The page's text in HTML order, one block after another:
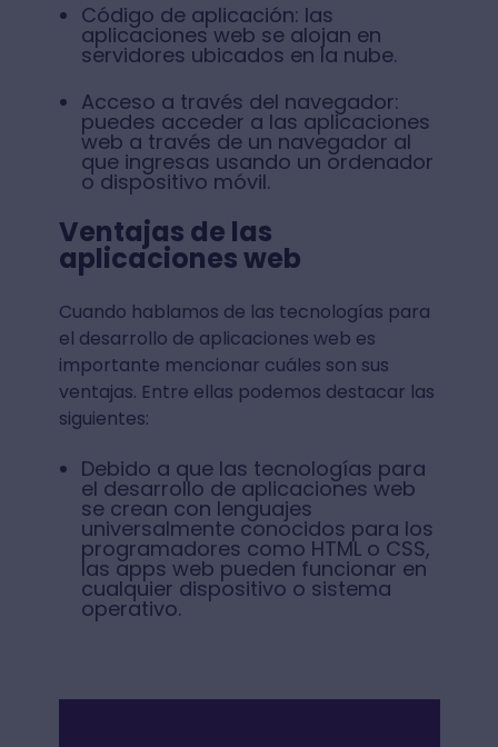
Código de aplicación: las
aplicaciones web se alojan en
servidores ubicados en la nube.
Acceso a través del navegador:
puedes acceder a las aplicaciones
web a través de un navegador al
que ingresas usando un ordenador
o dispositivo móvil.
Ventajas de las
aplicaciones web
Cuando hablamos de las tecnologías para
el desarrollo de aplicaciones web es
importante mencionar cuáles son sus
ventajas. Entre ellas podemos destacar las
siguientes:
Debido a que las tecnologías para
el desarrollo de aplicaciones web
se crean con lenguajes
universalmente conocidos para los
programadores como HTML o CSS,
las apps web pueden funcionar en
cualquier dispositivo o sistema
operativo.